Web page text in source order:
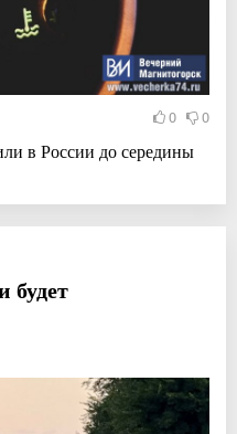
0 0
в России до середины
будет